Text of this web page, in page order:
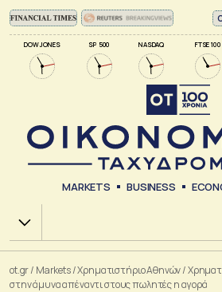
DOW JONES SP 500 NASDAQ FTSE 100
MARKETS BUSINESS
Χ.Α.
ot.gr/ Markets/Xρηματιστήριο Αθηνών/
στην άμυνα απέναντι στους πωλητές η αγορά